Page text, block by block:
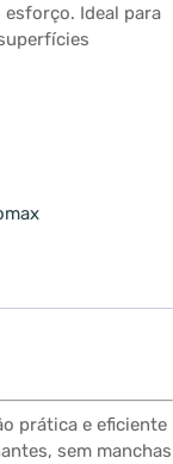
Ideal para
prática e eficiente
sem manchas